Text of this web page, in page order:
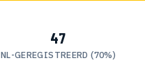
47
NL-GEREGISTREERD (70%)